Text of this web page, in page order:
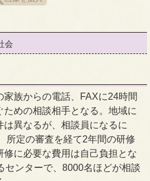
会
家族からの電話、FAXに24時間
ための相談相手となる。地域に
異なるが、相談員になるに
所定の審査を経て2年間の研修
修に必要な費用は自己負担とな
センターで、8000名ほどが相談